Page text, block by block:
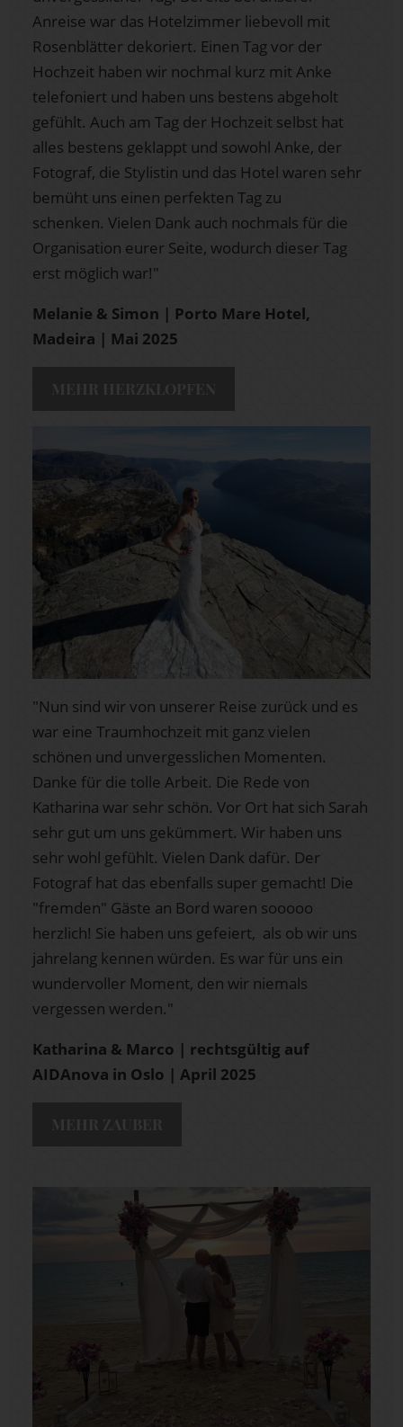
Anreise war das Hotelzimmer liebevoll mit
Rosenblätter dekoriert. Einen Tag vor der
Hochzeit haben wir nochmal kurz mit Anke
telefoniert und haben uns bestens abgeholt
gefühlt. Auch am Tag der Hochzeit selbst hat
alles bestens geklappt und sowohl Anke, der
Fotograf, die Stylistin und das Hotel waren sehr
bemüht uns einen perfekten Tag zu
schenken. Vielen Dank auch nochmals für die
Organisation eurer Seite, wodurch dieser Tag
erst möglich war!"
Melanie & Simon | Porto Mare Hotel,
Madeira | Mai 2025
"Nun sind wir von unserer Reise zurück und es
war eine Traumhochzeit mit ganz vielen
schönen und unvergesslichen Momenten.
Danke für die tolle Arbeit. Die Rede von
Katharina war sehr schön. Vor Ort hat sich Sarah
sehr gut um uns gekümmert. Wir haben uns
sehr wohl gefühlt. Vielen Dank dafür. Der
Fotograf hat das ebenfalls super gemacht! Die
"fremden" Gäste an Bord waren sooooo
herzlich! Sie haben uns gefeiert, als ob wir uns
jahrelang kennen würden. Es war für uns ein
wundervoller Moment, den wir niemals
vergessen werden."
Katharina & Marco | rechtsgültig auf
AIDAnova in Oslo | April 2025